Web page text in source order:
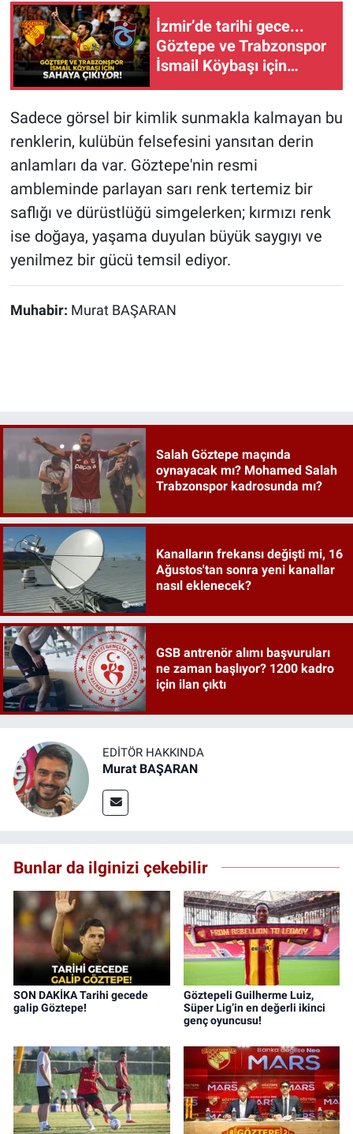
İzmir’de tarihi gece...
Göztepe ve Trabzonspor
İsmail Köybaşı için
Sadece görsel bir kimlik sunmakla kalmayan bu
renklerin, kulübün felsefesini yansıtan derin
anlamları da var. Göztepe'nin resmi
ambleminde parlayan sarı renk tertemiz bir
saflığı ve dürüstlüğü simgelerken; kırmızı renk
ise doğaya, yaşama duyulan büyük saygıyı ve
yenilmez bir gücü temsil ediyor.
Muhabir: Murat BAŞARAN
Salah Göztepe maçında
oynayacak mı? Mohamed Salah
Trabzonspor kadrosunda mı?
Kanalların frekansı değişti mi, 16
Ağustos'tan sonra yeni kanallar
nasıl eklenecek?
GSB antrenör alımı başvuruları
ne zaman başlıyor? 1200 kadro
için ilan çıktı
EDITÖR HAKKINDA
Murat BAŞARAN
Bunlar da ilginizi çekebilir
SON DAKİKA Tarihi gecede
galip Göztepe!
Göztepeli Guilherme Luiz,
Süper Lig’in en değerli ikinci
genç oyuncusu!